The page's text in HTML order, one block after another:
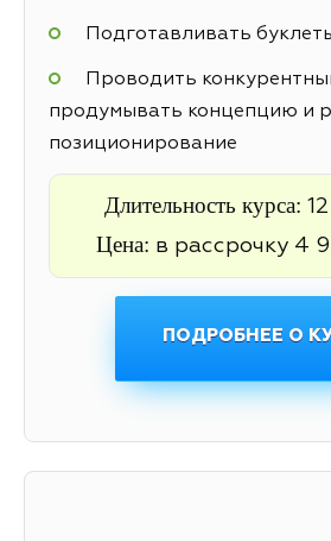
Подготавливать
Проводить
продумывать концепцию и
позиционирование
Длительность курса:
Цена: в рассрочку 4
ПОДРОБНЕЕ О